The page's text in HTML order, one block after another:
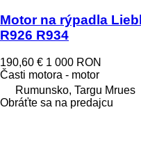
Motor na rýpadla
R926 R934
190,60 € 1 000 RON
Časti motora - motor
Rumunsko, Targu Mrues
Obráťte sa na predajcu